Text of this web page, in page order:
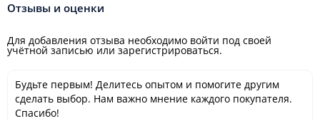
Отзывы и оценки
Для добавления отзыва необходимо войти под своей
учётной записью или зарегистрироваться.
Будьте первым! Делитесь опытом и помогите другим
сделать выбор. Нам важно мнение каждого покупателя.
Спасибо!